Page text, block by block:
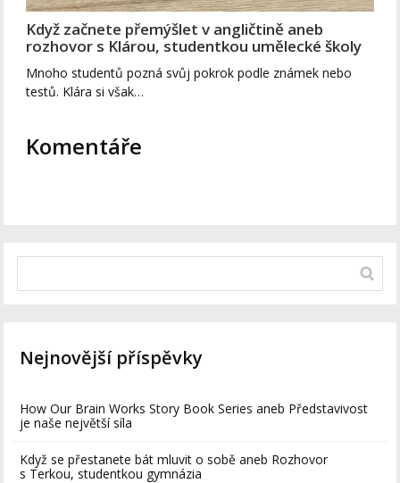
Když začnete přemýšlet v angličtině aneb
rozhovor s Klárou, studentkou umělecké školy
Mnoho studentů pozná svůj pokrok podle známek nebo
testů. Klára si však…
Komentáře
Nejnovější příspěvky
How Our Brain Works Story Book Series aneb Představivost
je naše největší síla
Když se přestanete bát mluvit o sobě aneb Rozhovor
s Terkou, studentkou gymnázia